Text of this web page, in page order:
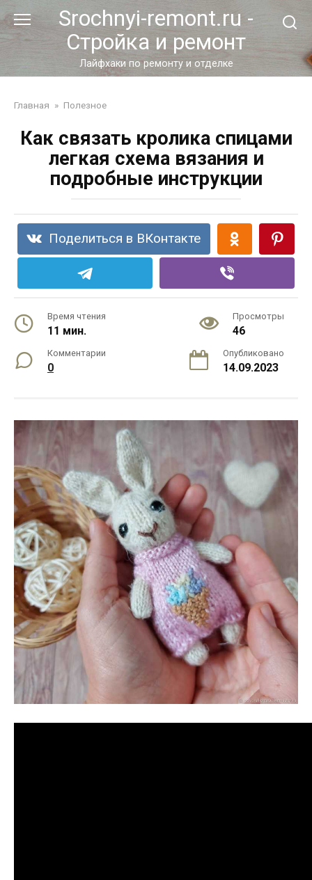
Перейти
к
контенту
Srochnyi-remont.ru -
Стройка и ремонт
Лайфхаки по ремонту и отделке
Главная » Полезное
Как связать кролика спицами
легкая схема вязания и
подробные инструкции
Поделиться в ВКонтакте
Время чтения
11 мин.
Просмотры
46
Комментарии
0
Опубликовано
14.09.2023